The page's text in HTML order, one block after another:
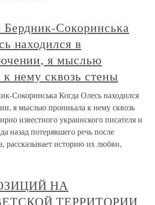
Бердник-Сокоринська
находился в
я мыслью
нему сквозь стены
Сокоринська Когда Олесь находился
я мыслью проникала к нему сквозь
известного украинского писателя и
назад потерявшего речь после
рассказывает историю их любви,
НА
ТЕРРИТОРИИ